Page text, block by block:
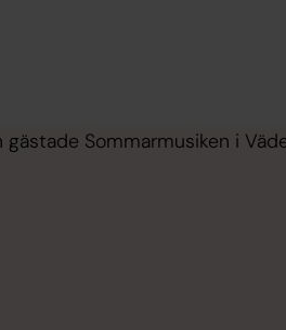
Sommarmusiken i